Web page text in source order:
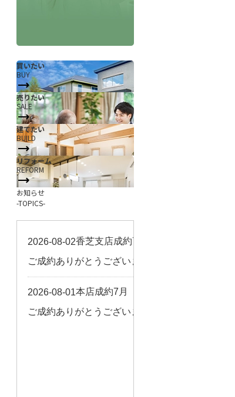
当社について 会社概要
香芝支店紹介ページ
採用情報
お知らせ
コラム
スタッフ紹介
来店予約
よくある質問
サイトマップ
お問い合わせ
買いたい
BUY
売りたい
SALE
建てたい
BUILD
リフォーム
REFORM
お知らせ
-TOPICS-